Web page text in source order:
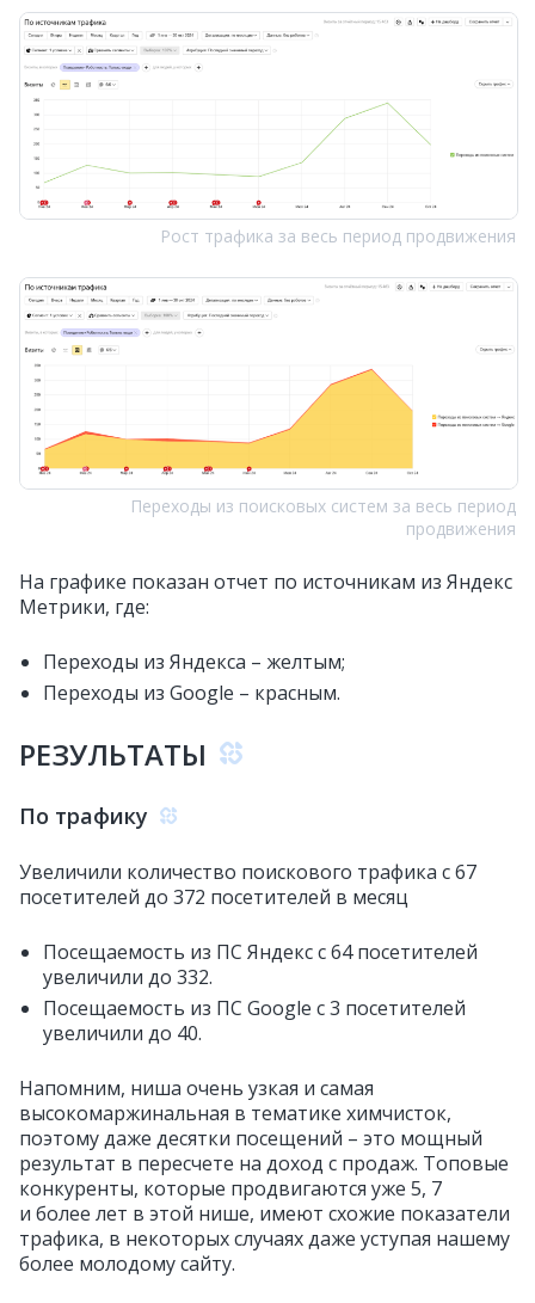
Рост трафика за весь период продвижения
Переходы из поисковых систем за весь период
продвижения
На графике показан отчет по источникам из Яндекс
Метрики, где:
Переходы из Яндекса – желтым;
Переходы из Google – красным.
РЕЗУЛЬТАТЫ
По трафику
Увеличили количество поискового трафика с 67
посетителей до 372 посетителей в месяц
Посещаемость из ПС Яндекс с 64 посетителей
увеличили до 332.
Посещаемость из ПС Google с 3 посетителей
увеличили до 40.
Напомним, ниша очень узкая и самая
высокомаржинальная в тематике химчисток,
поэтому даже десятки посещений – это мощный
результат в пересчете на доход с продаж. Топовые
конкуренты, которые продвигаются уже 5, 7
и более лет в этой нише, имеют схожие показатели
трафика, в некоторых случаях даже уступая нашему
более молодому сайту.